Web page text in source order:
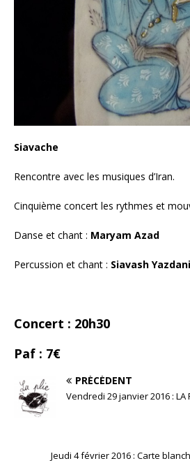
Siavache
Rencontre avec les musiques d’Iran.
Cinquième concert les rythmes et
Danse et chant : Maryam Azad
Percussion et chant : Siavash
Concert : 20h30
Paf : 7€
PRÉCÉDENT
Vendredi 29 janvier 2016 : LA
Jeudi 4 février 2016 : Carte